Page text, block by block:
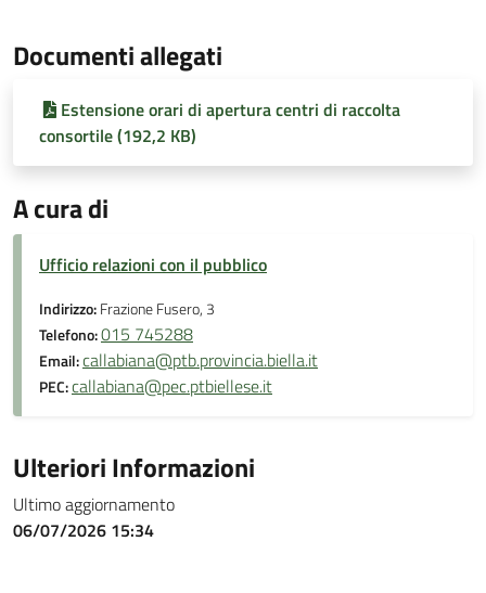
Documenti allegati
Estensione orari di apertura centri di raccolta
consortile (192,2 KB)
A cura di
Ufficio relazioni con il pubblico
Indirizzo:Frazione Fusero, 3
Telefono:015 745288
Email:callabiana@ptb.provincia.biella.it
PEC:callabiana@pec.ptbiellese.it
Ulteriori Informazioni
Ultimo aggiornamento
06/07/2026 15:34